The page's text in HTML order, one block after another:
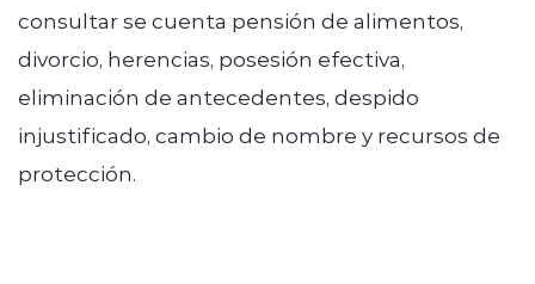
consultar se cuenta pensión de alimentos,
divorcio, herencias, posesión efectiva,
eliminación de antecedentes, despido
injustificado, cambio de nombre y recursos de
protección.